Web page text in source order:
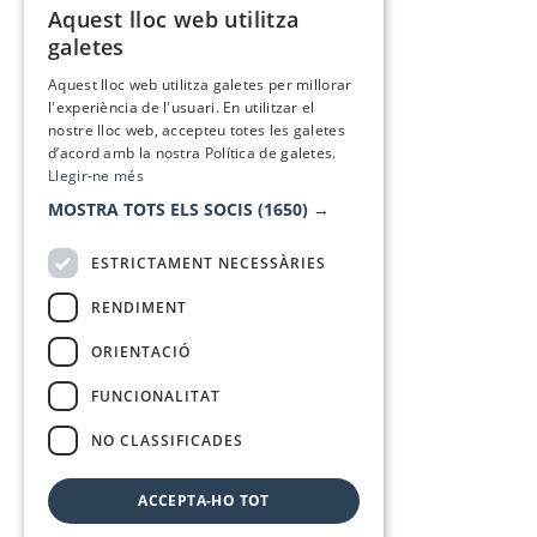
Aquest lloc web utilitza
galetes
Aquest lloc web utilitza galetes per millorar
l'experiència de l'usuari. En utilitzar el
nostre lloc web, accepteu totes les galetes
d’acord amb la nostra Política de galetes.
Llegir-ne més
MOSTRA TOTS ELS SOCIS (1650) →
ESTRICTAMENT NECESSÀRIES
RENDIMENT
ORIENTACIÓ
FUNCIONALITAT
NO CLASSIFICADES
ACCEPTA-HO TOT